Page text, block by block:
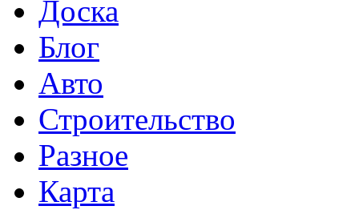
Доска
Блог
Авто
Строительство
Разное
Карта